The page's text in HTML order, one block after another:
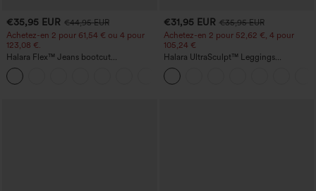
€35,95 EUR €44,95 EUR
Achetez-en 2 pour 61,54 € ou 4 pour
123,08 €.
Halara Flex™ Jeans bootcut
décontractés taille haute, effet délavé,
avec poches
€31,95 EUR €35,95 EUR
Achetez-en 2 pour 52,62 €, 4 pour
105,24 €
Halara UltraSculpt™ Leggings
d'entraînement sculptants taille haute,
effet ventre plat, avec poche